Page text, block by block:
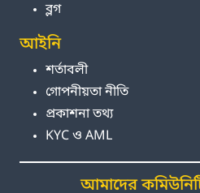
ব্লগ
আইনি
শর্তাবলী
গোপনীয়তা নীতি
প্রকাশনা তথ্য
KYC ও AML
আমাদের